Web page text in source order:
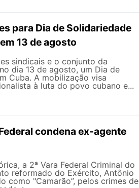
para Dia de Solidariedade
13 de agosto
sindicais e o conjunto da
dia 13 de agosto, um Dia de
Cuba. A mobilização visa
à luta do povo cubano e...
condena ex-agente
a 2ª Vara Federal Criminal do
reformado do Exército, Antônio
como "Camarão”, pelos crimes de